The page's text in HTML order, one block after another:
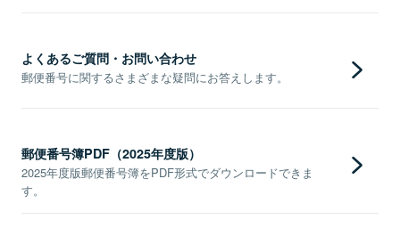
よくあるご質問・お問い合わせ
郵便番号に関するさまざまな疑問にお答えします。
郵便番号簿PDF（2025年度版）
2025年度版郵便番号簿をPDF形式でダウンロードできま
す。